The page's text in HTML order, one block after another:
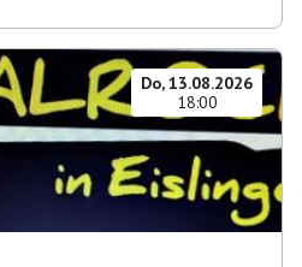
Do, 13.08.2026
18:00